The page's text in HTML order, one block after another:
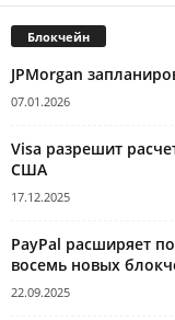
Блокчейн
JPMorgan
07.01.2026
Visa разрешит
США
17.12.2025
PayPal расширяет
восемь новых
22.09.2025